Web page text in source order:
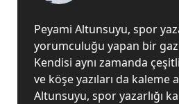
Peyami Altunsuyu, spor
yorumculuğu yapan bir
Kendisi aynı zamanda
ve köşe yazıları da kaleme
Altunsuyu, spor yazarlığı